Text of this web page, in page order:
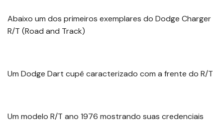
Abaixo um dos primeiros exemplares do Dodge Charger
R/T (Road and Track)
Um Dodge Dart cupê caracterizado com a frente do R/T
Um modelo R/T ano 1976 mostrando suas credenciais